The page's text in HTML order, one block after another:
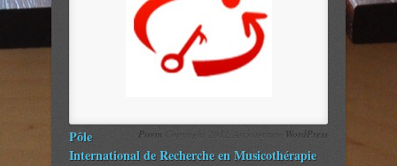
Pirem Copyright 2012 Architecture WordPress
Pôle
International de Recherche en Musicothérapie